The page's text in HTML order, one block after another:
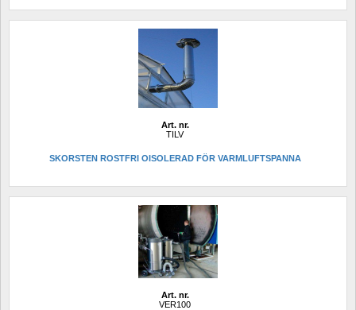
Art. nr.
TILV
SKORSTEN ROSTFRI OISOLERAD FÖR VARMLUFTSPANNA
Art. nr.
VER100